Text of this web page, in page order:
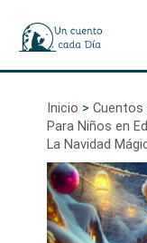
contenido
Inicio
Cuentos
Para Niños en
La Navidad